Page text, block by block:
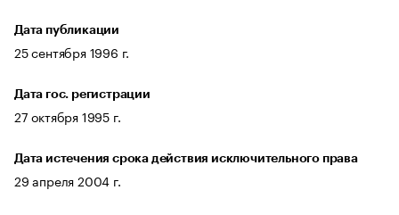
Дата публикации
25 сентября 1996 г.
Дата гос. регистрации
27 октября 1995 г.
Дата истечения срока действия исключительного права
29 апреля 2004 г.